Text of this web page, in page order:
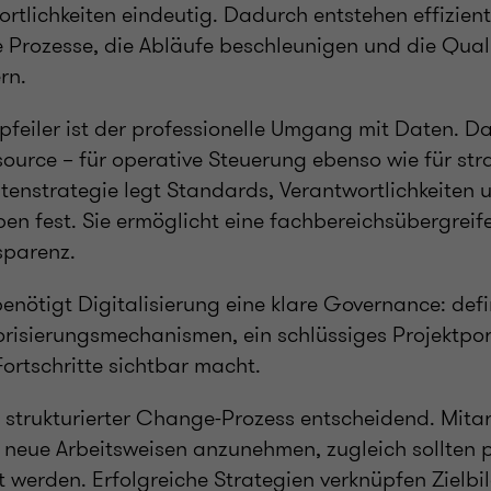
eindeutig. Dadurch entstehen
die Abläufe beschleunigen und die
ist der professionelle Umgang mit Daten.
– für operative Steuerung ebenso wie für
legt Standards, Verantwortlichkeiten
fest. Sie ermöglicht eine
Digitalisierung eine klare Governance:
ein schlüssiges
sichtbar macht.
Change-Prozess entscheidend.
Arbeitsweisen anzunehmen, zugleich sollten
Erfolgreiche Strategien verknüpfen